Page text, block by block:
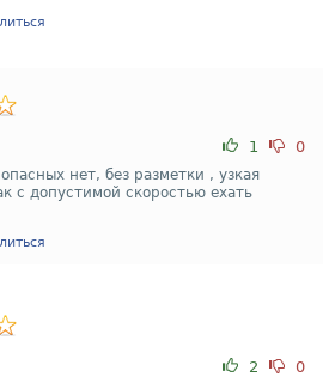
1 0
нет, без разметки , узкая
с допустимой скоростью ехать
2 0